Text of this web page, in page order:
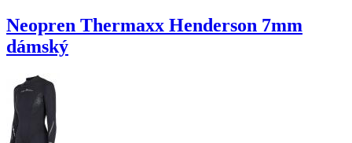
Neopren Thermaxx Henderson 7mm
dámský